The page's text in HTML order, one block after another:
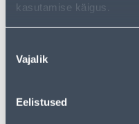
kasutamise käigus.
valik
Vajalik
Eelistused
Забрать в магазине,